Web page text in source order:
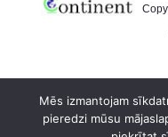
Mēs izmantojam
pieredzi mūsu